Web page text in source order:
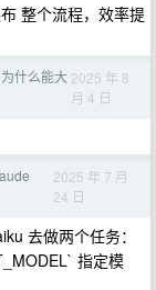
整个流程，效率提
什么能大 2025 年 8
月 4 日
2025 年 7 月
24 日
去做两个任务：
指定模